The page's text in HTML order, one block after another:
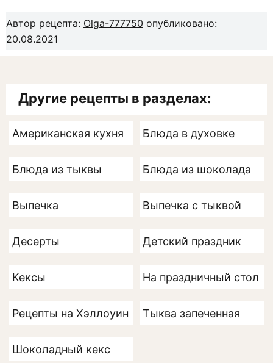
Автор рецепта: Olga-777750 опубликовано:
20.08.2021
Другие рецепты в разделах:
Американская кухня Блюда в духовке
Блюда из тыквы Блюда из шоколада
Выпечка Выпечка с тыквой
Десерты Детский праздник
Кексы На праздничный стол
Рецепты на Хэллоуин Тыква запеченная
Шоколадный кекс